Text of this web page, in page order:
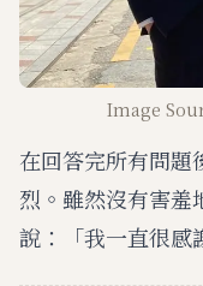
Image
在回答完所有問題
烈。雖然沒有害羞
說：「我一直很感